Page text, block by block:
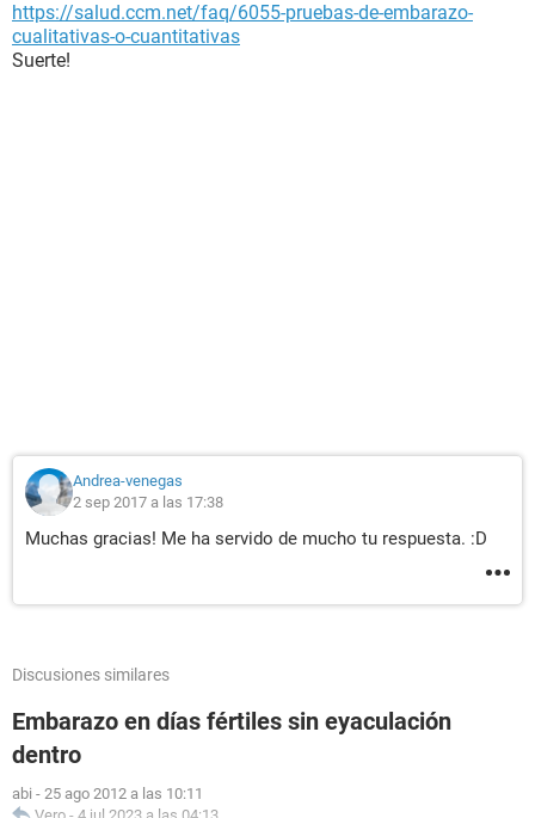
https://salud.ccm.net/faq/6055-pruebas-de-embarazo-
cualitativas-o-cuantitativas
Suerte!
Andrea-venegas
2 sep 2017 a las 17:38
Muchas gracias! Me ha servido de mucho tu respuesta. :D
Discusiones similares
Embarazo en días fértiles sin eyaculación
dentro
abi - 25 ago 2012 a las 10:11